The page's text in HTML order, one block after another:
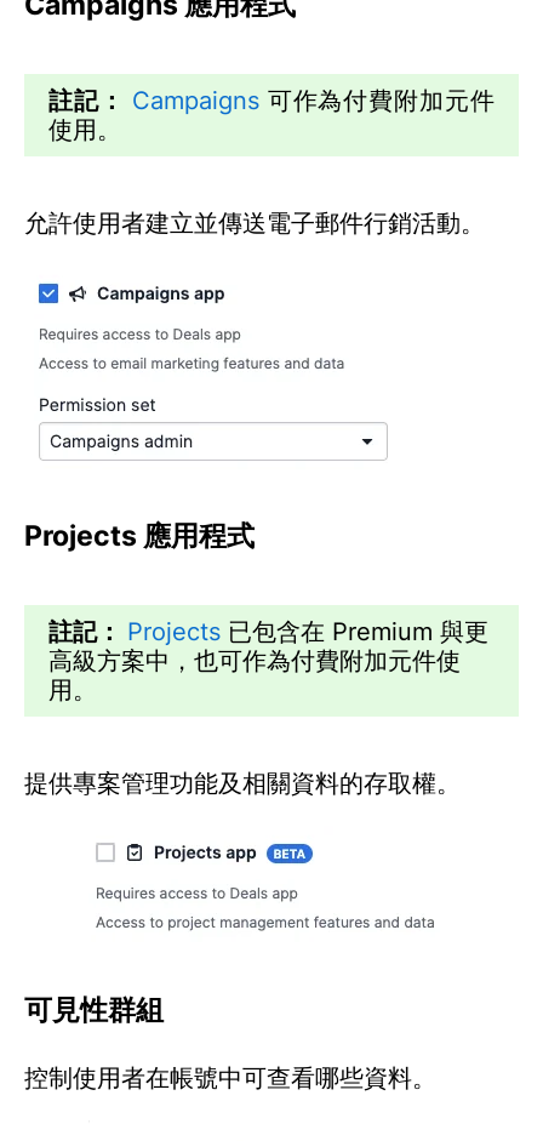
註記： Campaigns可作為付費附加元件
使用。
允許使用者建立並傳送電子郵件行銷活動。
Projects 應用程式
註記： Projects 已包含在 Premium 與更
高級方案中，也可作為付費附加元件使
用。
提供專案管理功能及相關資料的存取權。
可見性群組
控制使用者在帳號中可查看哪些資料。